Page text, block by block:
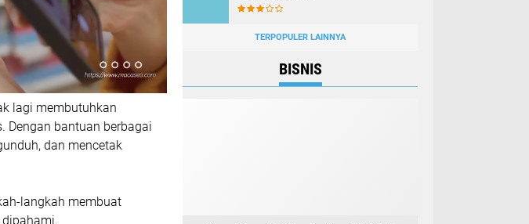
lagi membutuhkan
Dengan bantuan berbagai
dan mencetak
langkah membuat
TERPOPULER LAINNYA
BISNIS